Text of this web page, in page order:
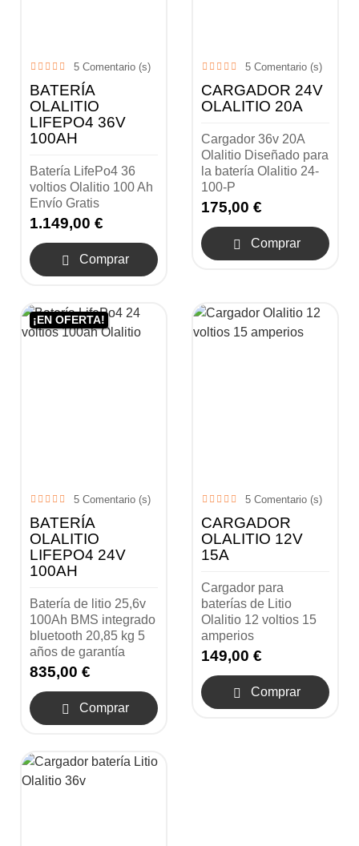
5 Comentario (s)
BATERÍA
OLALITIO
LIFEPO4 36V
100AH
Batería LifePo4 36
voltios Olalitio 100 Ah
Envío Gratis
1.149,00 €
 Comprar
5 Comentario (s)
CARGADOR 24V
OLALITIO 20A
Cargador 36v 20A
Olalitio Diseñado para
la batería Olalitio 24-
100-P
175,00 €
 Comprar
¡EN OFERTA!
5 Comentario (s)
BATERÍA
OLALITIO
LIFEPO4 24V
100AH
Batería de litio 25,6v
100Ah BMS integrado
bluetooth 20,85 kg 5
años de garantía
835,00 €
 Comprar
5 Comentario (s)
CARGADOR
OLALITIO 12V
15A
Cargador para
baterías de Litio
Olalitio 12 voltios 15
amperios
149,00 €
 Comprar